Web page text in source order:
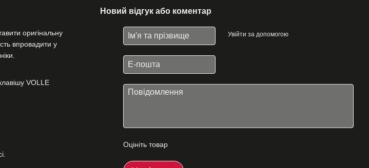
оригінальну
впровадити у
VOLLE
Новий відгук або коментар
Увійти за допомогою
Оцініть товар